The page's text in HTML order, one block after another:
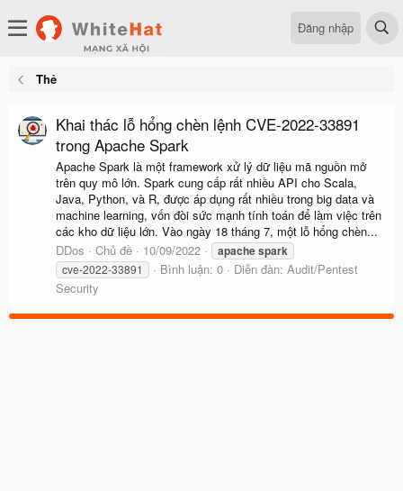
Đăng nhập
Thẻ
Khai thác lỗ hổng chèn lệnh CVE-2022-33891
trong Apache Spark
Apache Spark là một framework xử lý dữ liệu mã nguồn mở
trên quy mô lớn. Spark cung cấp rất nhiều API cho Scala,
Java, Python, và R, được áp dụng rất nhiều trong big data và
machine learning, vốn đòi sức mạnh tính toán để làm việc trên
các kho dữ liệu lớn. Vào ngày 18 tháng 7, một lỗ hổng chèn...
DDos
Chủ đề 10/09/2022 apachespark
cve-2022-33891 Bình luận: 0 Diễn đàn: Audit/Pentest
Security